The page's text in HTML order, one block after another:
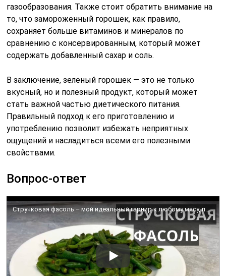
газообразования. Также стоит обратить внимание на
то, что замороженный горошек, как правило,
сохраняет больше витаминов и минералов по
сравнению с консервированным, который может
содержать добавленный сахар и соль.
В заключение, зеленый горошек — это не только
вкусный, но и полезный продукт, который может
стать важной частью диетического питания.
Правильный подход к его приготовлению и
употреблению позволит избежать неприятных
ощущений и насладиться всеми его полезными
свойствами.
Вопрос-ответ
Стручковая фасоль – мой идеальный гарнир к любому мясу, птице, рыбе. Быстрый рецепт. Всего 90 ккал!